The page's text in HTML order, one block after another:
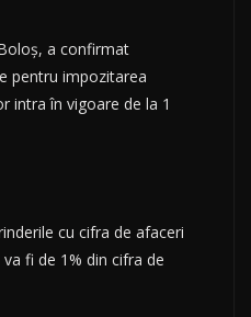
a confirmat
pentru impozitarea
intra în vigoare de la 1
cu cifra de afaceri
fi de 1% din cifra de